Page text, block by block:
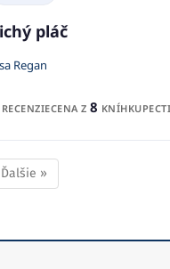
pláč
Regan
RECENZIECENA Z 8
Ďalšie »